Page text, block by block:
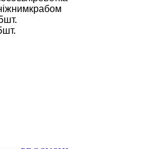
крабом